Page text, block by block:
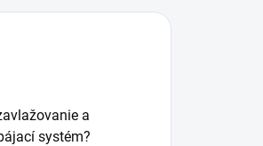
a
systém?